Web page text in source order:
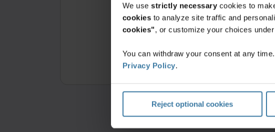
We use strictly necessary cookies to
cookies to analyze site traffic and
cookies", or customize your choices under
You can withdraw your consent at any
Privacy Policy.
Reject optional cookies
3X
de retour sur investissement.